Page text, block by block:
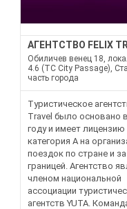
АГЕНТСТВО FELIX
Обиличев венец 18,
4.6 (TC City Passage),
часть города
Туристическое
Travel было основано
году и имеет лицензию
категория A на
поездок по стране и за
границей. Агентство
членом национальной
ассоциации
агентств YUTA.